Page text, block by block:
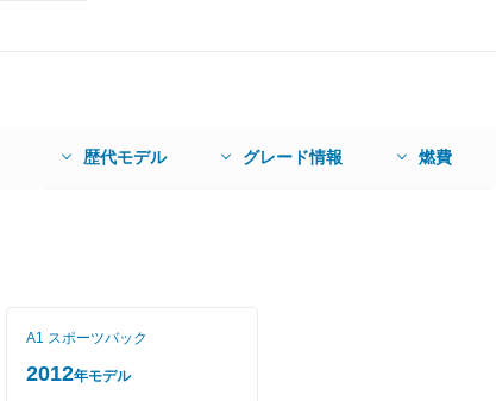
歴代モデル グレード情報 燃費
A1 スポーツバック
2012年モデル